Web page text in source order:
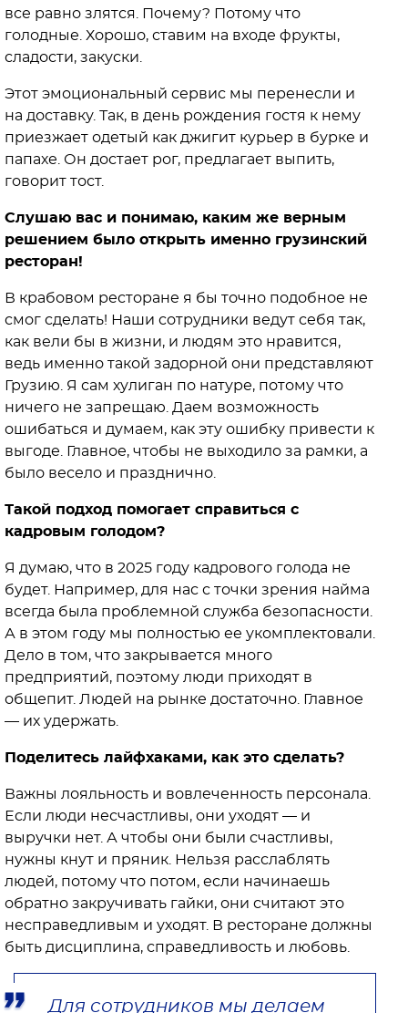
все равно злятся. Почему? Потому что
голодные. Хорошо, ставим на входе фрукты,
сладости, закуски.
Этот эмоциональный сервис мы перенесли и
на доставку. Так, в день рождения гостя к нему
приезжает одетый как джигит курьер в бурке и
папахе. Он достает рог, предлагает выпить,
говорит тост.
Слушаю вас и понимаю, каким же верным
решением было открыть именно грузинский
ресторан!
В крабовом ресторане я бы точно подобное не
смог сделать! Наши сотрудники ведут себя так,
как вели бы в жизни, и людям это нравится,
ведь именно такой задорной они представляют
Грузию. Я сам хулиган по натуре, потому что
ничего не запрещаю. Даем возможность
ошибаться и думаем, как эту ошибку привести к
выгоде. Главное, чтобы не выходило за рамки, а
было весело и празднично.
Такой подход помогает справиться с
кадровым голодом?
Я думаю, что в 2025 году кадрового голода не
будет. Например, для нас с точки зрения найма
всегда была проблемной служба безопасности.
А в этом году мы полностью ее укомплектовали.
Дело в том, что закрывается много
предприятий, поэтому люди приходят в
общепит. Людей на рынке достаточно. Главное
— их удержать.
Поделитесь лайфхаками, как это сделать?
Важны лояльность и вовлеченность персонала.
Если люди несчастливы, они уходят — и
выручки нет. А чтобы они были счастливы,
нужны кнут и пряник. Нельзя расслаблять
людей, потому что потом, если начинаешь
обратно закручивать гайки, они считают это
несправедливым и уходят. В ресторане должны
быть дисциплина, справедливость и любовь.
Для сотрудников мы делаем